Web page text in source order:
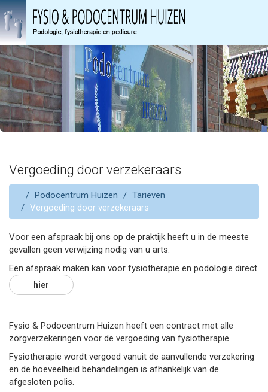
Vergoeding door verzekeraars
Podocentrum Huizen
Tarieven
Vergoeding door verzekeraars
Voor een afspraak bij ons op de praktijk heeft u in de meeste
gevallen geen verwijzing nodig van u arts.
Een afspraak maken kan voor fysiotherapie en podologie direct
hier
Fysio & Podocentrum Huizen heeft een contract met alle
zorgverzekeringen voor de vergoeding van fysiotherapie.
Fysiotherapie wordt vergoed vanuit de aanvullende verzekering
en de hoeveelheid behandelingen is afhankelijk van de
afgesloten polis.